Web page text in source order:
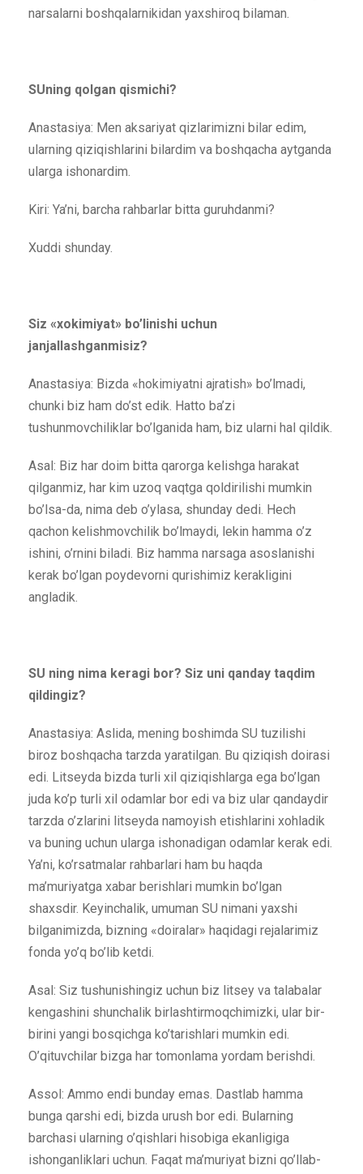
narsalarni boshqalarnikidan yaxshiroq bilaman.
SUning qolgan qismichi?
Anastasiya: Men aksariyat qizlarimizni bilar edim,
ularning qiziqishlarini bilardim va boshqacha aytganda
ularga ishonardim.
Kiri: Ya’ni, barcha rahbarlar bitta guruhdanmi?
Xuddi shunday.
Siz «xokimiyat» bo’linishi uchun
janjallashganmisiz?
Anastasiya: Bizda «hokimiyatni ajratish» bo’lmadi,
chunki biz ham do’st edik. Hatto ba’zi
tushunmovchiliklar bo’lganida ham, biz ularni hal qildik.
Asal: Biz har doim bitta qarorga kelishga harakat
qilganmiz, har kim uzoq vaqtga qoldirilishi mumkin
bo’lsa-da, nima deb o’ylasa, shunday dedi. Hech
qachon kelishmovchilik bo’lmaydi, lekin hamma o’z
ishini, o’rnini biladi. Biz hamma narsaga asoslanishi
kerak bo’lgan poydevorni qurishimiz kerakligini
angladik.
SU ning nima keragi bor? Siz uni qanday taqdim
qildingiz?
Anastasiya: Aslida, mening boshimda SU tuzilishi
biroz boshqacha tarzda yaratilgan. Bu qiziqish doirasi
edi. Litseyda bizda turli xil qiziqishlarga ega bo’lgan
juda ko’p turli xil odamlar bor edi va biz ular qandaydir
tarzda o’zlarini litseyda namoyish etishlarini xohladik
va buning uchun ularga ishonadigan odamlar kerak edi.
Ya’ni, ko’rsatmalar rahbarlari ham bu haqda
ma’muriyatga xabar berishlari mumkin bo’lgan
shaxsdir. Keyinchalik, umuman SU nimani yaxshi
bilganimizda, bizning «doiralar» haqidagi rejalarimiz
fonda yo’q bo’lib ketdi.
Asal: Siz tushunishingiz uchun biz litsey va talabalar
kengashini shunchalik birlashtirmoqchimizki, ular bir-
birini yangi bosqichga ko’tarishlari mumkin edi.
O’qituvchilar bizga har tomonlama yordam berishdi.
Assol: Ammo endi bunday emas. Dastlab hamma
bunga qarshi edi, bizda urush bor edi. Bularning
barchasi ularning o’qishlari hisobiga ekanligiga
ishonganliklari uchun. Faqat ma’muriyat bizni qo’llab-